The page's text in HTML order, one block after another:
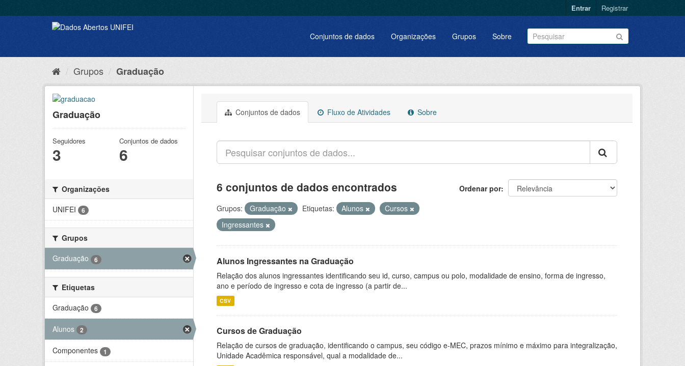
Entrar Registrar
Conjuntos de dados Organizações Grupos Sobre
Grupos Graduação
Graduação
Seguidores
3
Conjuntos de dados
6
Organizações
UNIFEI
6
Grupos
Graduação
6
Etiquetas
Graduação
6
Alunos 2
Componentes 1
Conjuntos de dados Fluxo de Atividades Sobre
Ordenar por
6 conjuntos de dados encontrados
Grupos: Graduação Etiquetas: Alunos
Cursos
Ingressantes
Alunos Ingressantes na Graduação
Relação dos alunos ingressantes identificando seu id, curso, campus ou polo, modalidade de ensino, forma de ingresso,
ano e período de ingresso e cota de ingresso (a partir de...
CSV
Cursos de Graduação
Relação de cursos de graduação, identificando o campus, seu código e-MEC, prazos mínimo e máximo para integralização,
Unidade Acadêmica responsável, qual a modalidade de...